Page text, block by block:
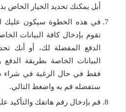
أبل يمكنك تحديد الخيار الخاص
في هذه الخطوة سيكون عليك
تقوم بإدخال كافة البيانات
البيانات الخاصة بطريقة الدفع
فقط في حال الرغبة في شراء
ستفضله قم به واضغط التالي.
قم بإدخال رقم هاتفك والتأكيد